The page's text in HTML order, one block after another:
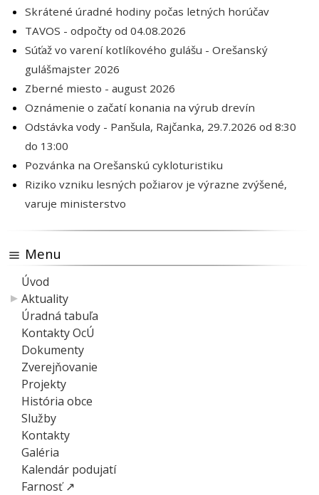
Skrátené úradné hodiny počas letných horúčav
TAVOS - odpočty od 04.08.2026
Súťaž vo varení kotlíkového gulášu - Orešanský
gulášmajster 2026
Zberné miesto - august 2026
Oznámenie o začatí konania na výrub drevín
Odstávka vody - Panšula, Rajčanka, 29.7.2026 od 8:30
do 13:00
Pozvánka na Orešanskú cykloturistiku
Riziko vzniku lesných požiarov je výrazne zvýšené,
varuje ministerstvo
Menu
Úvod
Aktuality
Úradná tabuľa
Kontakty OcÚ
Dokumenty
Zverejňovanie
Projekty
História obce
Služby
Kontakty
Galéria
Kalendár podujatí
Farnosť ↗